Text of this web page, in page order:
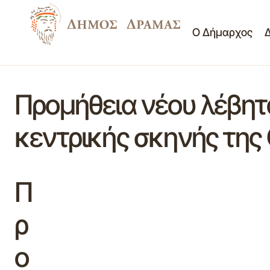
Ο Δήμαρχος
Προμήθεια νέου
κεντρικής σκηνής
Π
ρ
ο